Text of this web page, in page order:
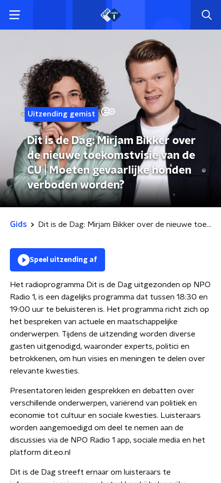
Uitzending gemist
Dit is de Dag: Mirjam Bikker over
de nieuwe toekomstvisie van de
CU | Moeten gevaarlijke honden
verboden worden?
Gids Dit is de Dag: Mirjam Bikker over de nieuwe toekomstvisie van de CU | Moeten gevaarlijke honden verboden worden?
Speel uitzending af
Het radioprogramma Dit is de Dag uitgezonden op NPO
Radio 1, is een dagelijks programma dat tussen 18:30 en
19:00 uur te beluisteren is. Het programma richt zich op
het bespreken van actuele en maatschappelijke
onderwerpen. Tijdens de uitzending worden diverse
gasten uitgenodigd, waaronder experts, politici en
betrokkenen, om hun visies en meningen te delen over
relevante kwesties.
Presentatoren leiden gesprekken en debatten over
verschillende onderwerpen, variërend van politiek en
economie tot cultuur en sociale kwesties. Luisteraars
worden aangemoedigd om deel te nemen aan de
discussies via de NPO Radio 1 app, sociale media en het
platform dit.eo.nl
Dit is de Dag streeft ernaar om luisteraars te